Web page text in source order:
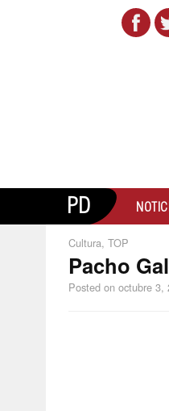
PD
Cultura, TOP
Pacho
Posted on octubre 3,